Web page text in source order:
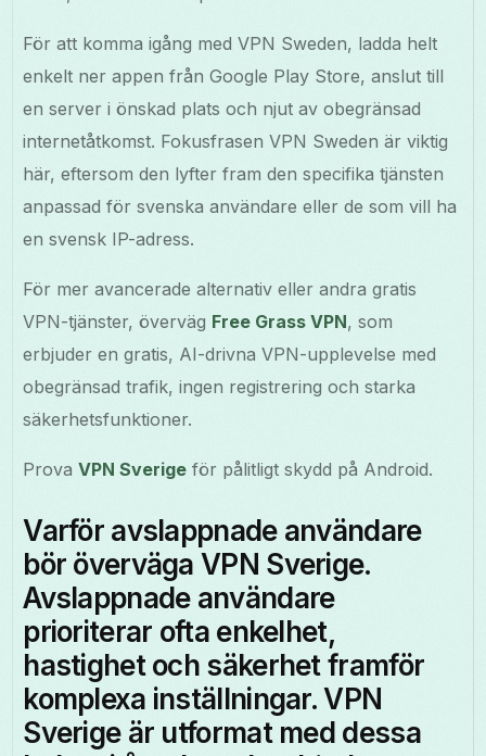
För att komma igång med VPN Sweden, ladda helt
enkelt ner appen från Google Play Store, anslut till
en server i önskad plats och njut av obegränsad
internetåtkomst. Fokusfrasen VPN Sweden är viktig
här, eftersom den lyfter fram den specifika tjänsten
anpassad för svenska användare eller de som vill ha
en svensk IP-adress.
För mer avancerade alternativ eller andra gratis
VPN-tjänster, överväg Free Grass VPN, som
erbjuder en gratis, AI-drivna VPN-upplevelse med
obegränsad trafik, ingen registrering och starka
säkerhetsfunktioner.
ProvaVPN Sverige för pålitligt skydd på Android.
Varför avslappnade användare
bör överväga VPN Sverige.
Avslappnade användare
prioriterar ofta enkelhet,
hastighet och säkerhet framför
komplexa inställningar. VPN
Sverige är utformat med dessa